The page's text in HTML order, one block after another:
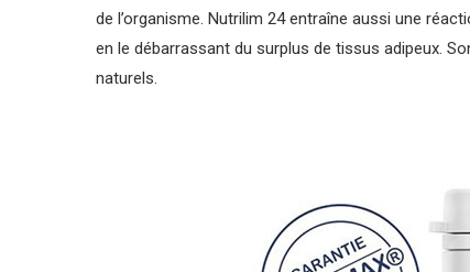
de l’organisme. Nutrilim 24 entraîne aussi une
en le débarrassant du surplus de tissus adipeux.
naturels.